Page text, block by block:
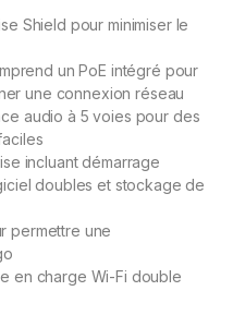
Shield pour minimiser le
un PoE intégré pour
une connexion réseau
audio à 5 voies pour des
incluant démarrage
doubles et stockage de
permettre une
en charge Wi-Fi double